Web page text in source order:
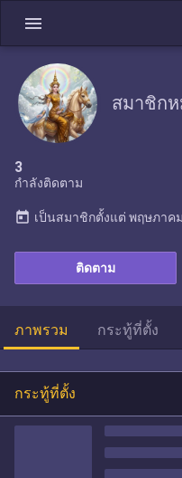
menu
สมาชิกห
3
กำลังติดตาม
ติดตาม
today เป็นสมาชิกตั้งแต่ พฤษภาค
ภาพรวม กระทู้ที่ตั้ง
กระทู้ที่ตั้ง